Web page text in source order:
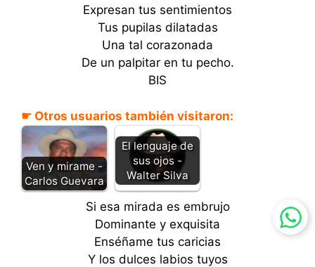
Expresan tus sentimientos
Tus pupilas dilatadas
Una tal corazonada
De un palpitar en tu pecho.
BIS
☛ Otros usuarios también visitaron:
Ven y mirame -
Carlos Guevara
El lenguaje de
sus ojos -
Walter Silva
Si esa mirada es embrujo
Dominante y exquisita
Enséñame tus caricias
Y los dulces labios tuyos